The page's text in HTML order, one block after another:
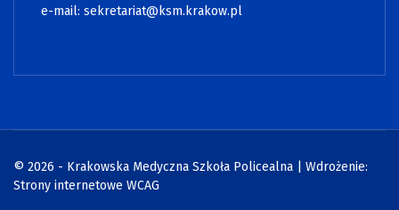
e-mail: sekretariat@ksm.krakow.pl
© 2026 - Krakowska Medyczna Szkoła Policealna | Wdrożenie:
Strony internetowe WCAG